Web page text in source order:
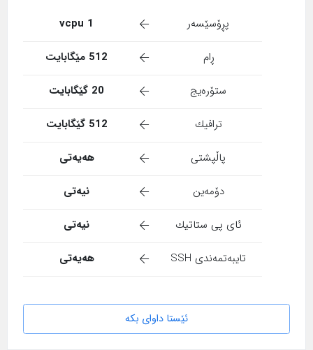
پڕۆسێسەر
1 vcpu
ڕام
512 مێگابایت
ستۆرەیج
20 گێگابایت
ترافیك
512 گێگابایت
پاڵپشتی
هەیەتی
دۆمەین
نیەتی
ئای پی ستاتیك
نیەتی
تایبەتمەندی SSH
هەیەتی
ئێستا داوای بکە